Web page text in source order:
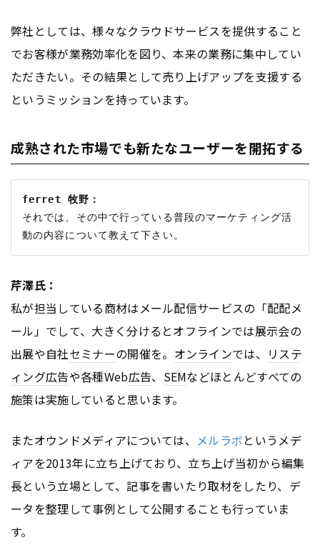
弊社としては、様々なクラウドサービスを提供すること
でお客様が業務効率化を図り、本来の業務に集中してい
ただきたい。その結果として売り上げアップを支援する
というミッションを持っています。
成熟された市場でも新たなユーザーを開拓する
ferret 牧野：
それでは、その中で行っている普段のマーケティング活
芹澤氏：
私が担当している商材はメール配信サービスの「配配メ
ール」でして、大きく分けるとオフラインでは展示会の
出展や自社セミナーの開催を。 オンラインでは、 リステ
ィング広告や各種Web広告、 SEMなどほとんどすべての
施策は実施していると思います。
またオウンドメディアについては、 メルラボというメデ
ィアを2013年に立ち上げており、立ち上げ当初から編集
長という立場として、記事を書いたり取材をしたり、デ
ータを整理して事例として公開することも行っていま
す。